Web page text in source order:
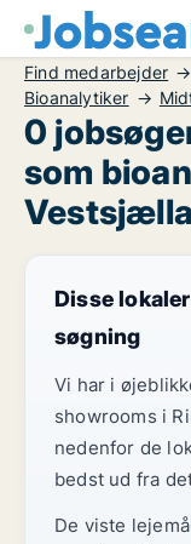
Find medarbejder
Bioanalytiker
0
som
Disse
søgning
Vi har i
showrooms i
nedenfor de
bedst ud fra
De viste